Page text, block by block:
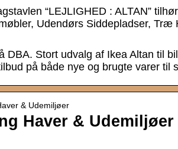
“LEJLIGHED : ALTAN”
Udendørs Siddepladser, Træ
DBA. Stort udvalg af Ikea Altan til
på både nye og brugte varer til
& Udemiljøer
Haver & Udemiljøer